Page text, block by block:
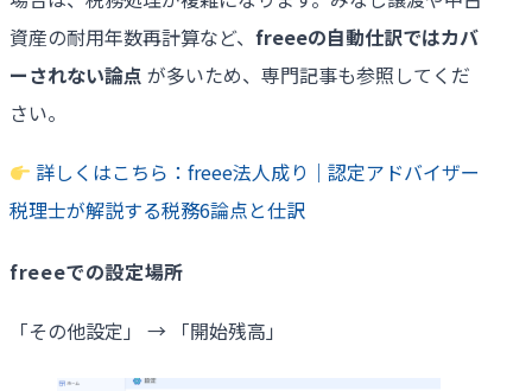
資産の耐用年数再計算など、 freeeの自動仕訳ではカバ
ーされない論点 が多いため、専門記事も参照してくだ
さい。
詳しくはこちら：freee法人成り｜認定アドバイザー
税理士が解説する税務6論点と仕訳
freeeでの設定場所
「その他設定」 → 「開始残高」